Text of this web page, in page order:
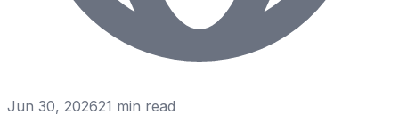
Jun 30, 202621 min read